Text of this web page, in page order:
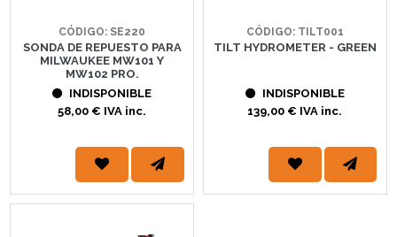
CÓDIGO: SE220
SONDA DE REPUESTO PARA
MILWAUKEE MW101 Y
MW102 PRO.
INDISPONIBLE
58,00 € IVA inc.
CÓDIGO: TILT001
TILT HYDROMETER - GREEN
INDISPONIBLE
139,00 € IVA inc.